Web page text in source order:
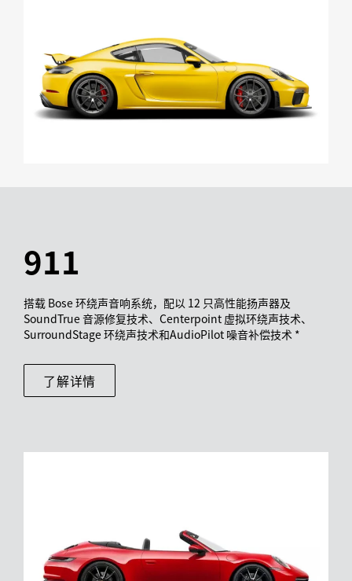
911
搭载 Bose 环绕声音响系统，配以 12 只高性能扬声器及
SoundTrue 音源修复技术、Centerpoint 虚拟环绕声技术、
SurroundStage 环绕声技术和AudioPilot 噪音补偿技术 *
了解详情